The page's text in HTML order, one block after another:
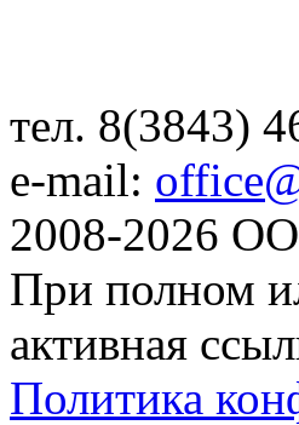
тел. 8(3843)
e-mail:
2008-2026
При полном
активная
Политика